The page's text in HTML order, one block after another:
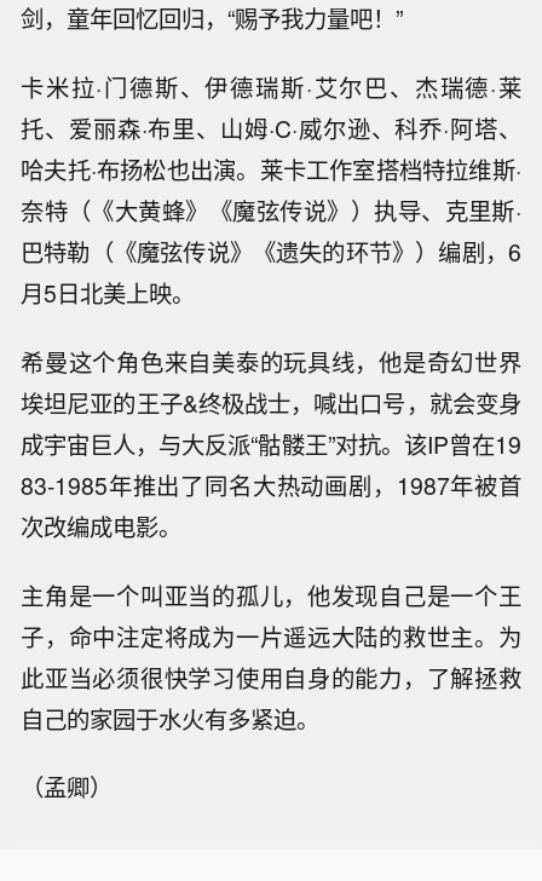
剑，童年回忆回归，“赐予我力量吧！”
卡米拉·门德斯、伊德瑞斯·艾尔巴、杰瑞德·莱
托、爱丽森·布里、山姆·C·威尔逊、科乔·阿塔、
哈夫托·布扬松也出演。莱卡工作室搭档特拉维斯·
奈特（《大黄蜂》《魔弦传说》）执导、克里斯·
巴特勒（《魔弦传说》《遗失的环节》）编剧，6
月5日北美上映。
希曼这个角色来自美泰的玩具线，他是奇幻世界
埃坦尼亚的王子&终极战士，喊出口号，就会变身
成宇宙巨人，与大反派“骷髅王”对抗。该IP曾在19
83-1985年推出了同名大热动画剧，1987年被首
次改编成电影。
主角是一个叫亚当的孤儿，他发现自己是一个王
子，命中注定将成为一片遥远大陆的救世主。为
此亚当必须很快学习使用自身的能力，了解拯救
自己的家园于水火有多紧迫。
（孟卿）